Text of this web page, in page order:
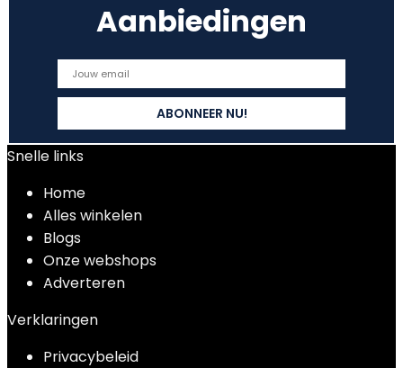
Aanbiedingen
Snelle links
Home
Alles winkelen
Blogs
Onze webshops
Adverteren
Verklaringen
Privacybeleid